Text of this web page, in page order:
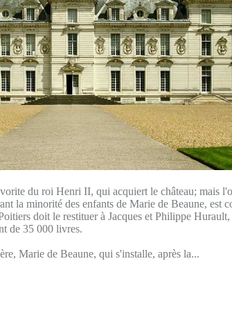
du roi Henri II, qui acquiert le château; mais
la minorité des enfants de Marie de Beaune, est
doit le restituer à Jacques et Philippe
de 35 000 livres.
Marie de Beaune, qui s'installe, après la...